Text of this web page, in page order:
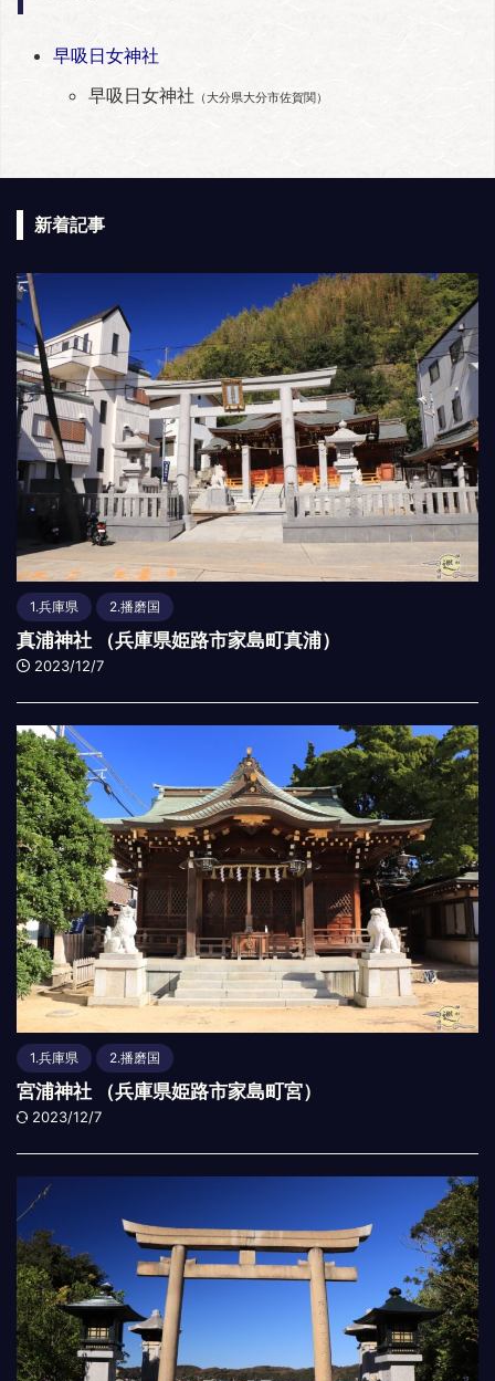
早吸日女神社
早吸日女神社 （大分県大分市佐賀関）
新着記事
1.兵庫県 2.播磨国
真浦神社 （兵庫県姫路市家島町真浦）
2023/12/7
1.兵庫県 2.播磨国
宮浦神社 （兵庫県姫路市家島町宮）
2023/12/7